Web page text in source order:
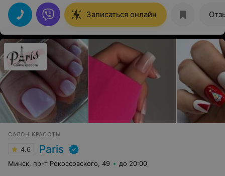
Записаться онлайн
САЛОН КРАСОТЫ
4.6 Paris
Минск, пр-т Рокоссовского, 49 до 20:00